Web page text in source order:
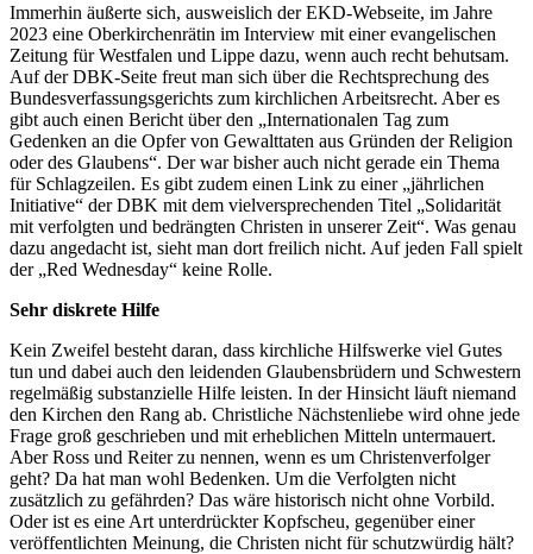
Immerhin äußerte sich, ausweislich der EKD-Webseite, im Jahre
2023 eine Oberkirchenrätin im Interview mit einer evangelischen
Zeitung für Westfalen und Lippe dazu, wenn auch recht behutsam.
Auf der DBK-Seite freut man sich über die Rechtsprechung des
Bundesverfassungsgerichts zum kirchlichen Arbeitsrecht. Aber es
gibt auch einen Bericht über den „Internationalen Tag zum
Gedenken an die Opfer von Gewalttaten aus Gründen der Religion
oder des Glaubens“. Der war bisher auch nicht gerade ein Thema
für Schlagzeilen. Es gibt zudem einen Link zu einer „jährlichen
Initiative“ der DBK mit dem vielversprechenden Titel „Solidarität
mit verfolgten und bedrängten Christen in unserer Zeit“. Was genau
dazu angedacht ist, sieht man dort freilich nicht. Auf jeden Fall spielt
der „Red Wednesday“ keine Rolle.
Sehr diskrete Hilfe
Kein Zweifel besteht daran, dass kirchliche Hilfswerke viel Gutes
tun und dabei auch den leidenden Glaubensbrüdern und Schwestern
regelmäßig substanzielle Hilfe leisten. In der Hinsicht läuft niemand
den Kirchen den Rang ab. Christliche Nächstenliebe wird ohne jede
Frage groß geschrieben und mit erheblichen Mitteln untermauert.
Aber Ross und Reiter zu nennen, wenn es um Christenverfolger
geht? Da hat man wohl Bedenken. Um die Verfolgten nicht
zusätzlich zu gefährden? Das wäre historisch nicht ohne Vorbild.
Oder ist es eine Art unterdrückter Kopfscheu, gegenüber einer
veröffentlichten Meinung, die Christen nicht für schutzwürdig hält?